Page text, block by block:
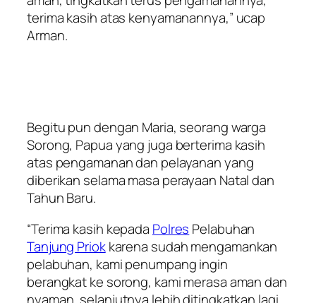
terima kasih atas kenyamanannya,” ucap
Arman.
Begitu pun dengan Maria, seorang warga
Sorong, Papua yang juga berterima kasih
atas pengamanan dan pelayanan yang
diberikan selama masa perayaan Natal dan
Tahun Baru.
“Terima kasih kepada Polres Pelabuhan
Tanjung Priokkarena sudah mengamankan
pelabuhan, kami penumpang ingin
berangkat ke sorong, kami merasa aman dan